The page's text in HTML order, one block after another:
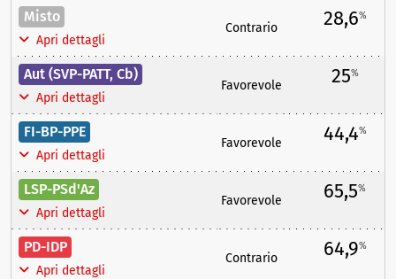
Misto
Apri dettagli
Contrario 28,6%
Aut (SVP-PATT, Cb)
Apri dettagli
Favorevole 25%
FI-BP-PPE
Apri dettagli
Favorevole 44,4%
LSP-PSd'Az
Apri dettagli
Favorevole 65,5%
PD-IDP
Apri dettagli
Contrario 64,9%